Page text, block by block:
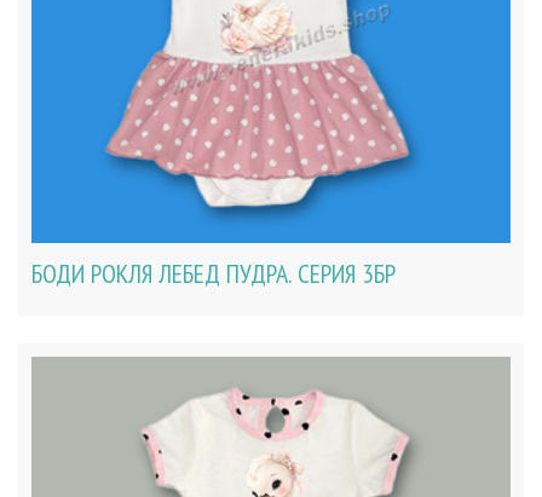
БОДИ РОКЛЯ ЛЕБЕД ПУДРА. СЕРИЯ 3БР